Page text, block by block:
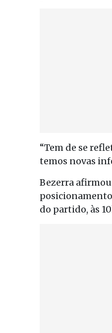
“Tem de se
temos novas
Bezerra afirmou
do partido, às